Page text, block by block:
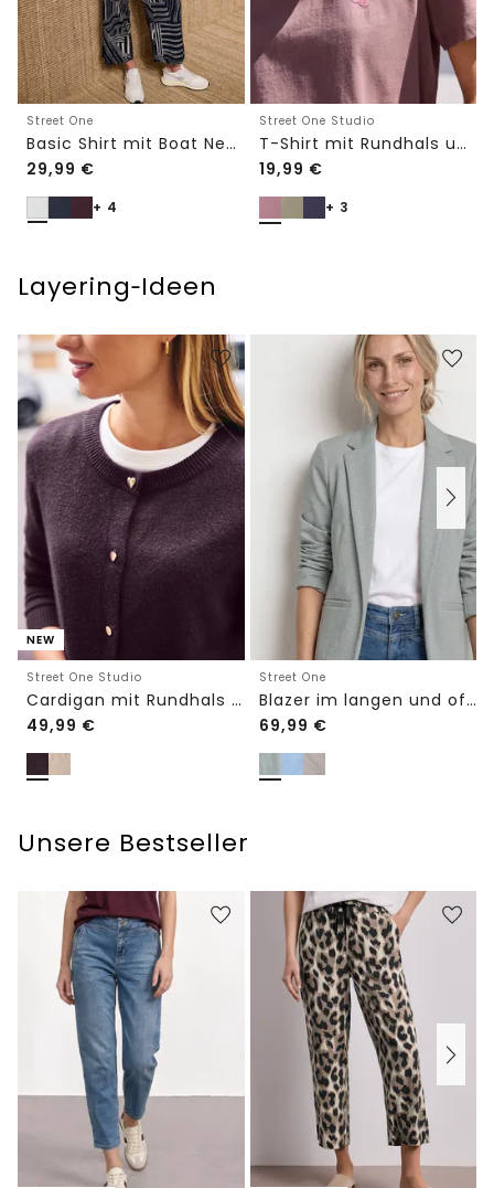
Street One
Basic Shirt mit Boat Neck und Elastikbund
29,99 €
+ 4
Street One Studio
T-Shirt mit Rundhals und Embroidery-Detail
19,99 €
+ 3
Layering‑Ideen
NEW
Street One Studio
Cardigan mit Rundhals und Knöpfen
49,99 €
Street One
Blazer im langen und offenen Schnitt
69,99 €
Unsere Bestseller